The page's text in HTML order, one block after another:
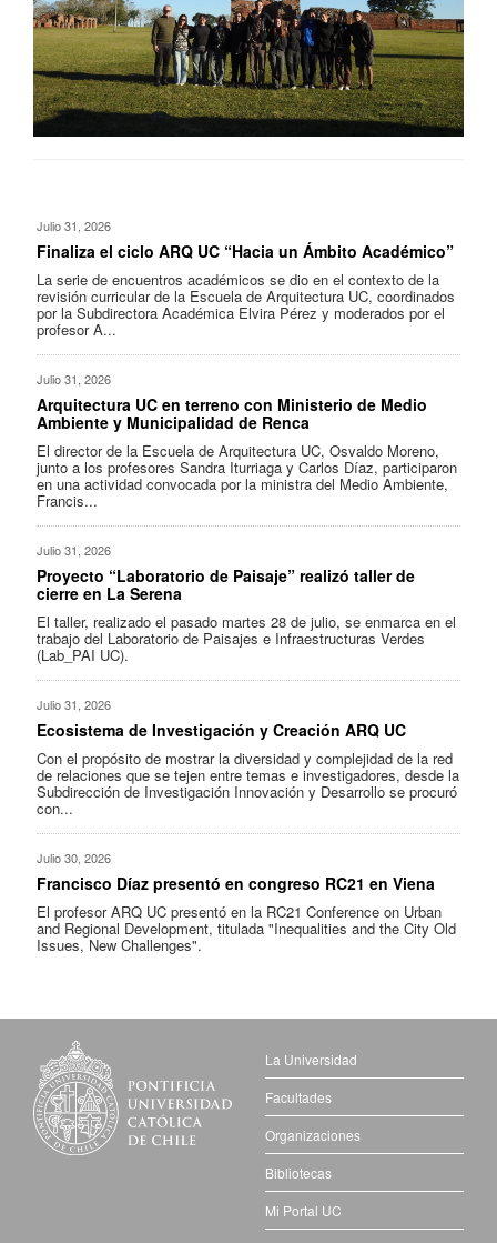
Julio 31, 2026
Finaliza el ciclo ARQ UC “Hacia un Ámbito Académico”
La serie de encuentros académicos se dio en el contexto de la
revisión curricular de la Escuela de Arquitectura UC, coordinados
por la Subdirectora Académica Elvira Pérez y moderados por el
profesor A...
Julio 31, 2026
Arquitectura UC en terreno con Ministerio de Medio
Ambiente y Municipalidad de Renca
El director de la Escuela de Arquitectura UC, Osvaldo Moreno,
junto a los profesores Sandra Iturriaga y Carlos Díaz, participaron
en una actividad convocada por la ministra del Medio Ambiente,
Francis...
Julio 31, 2026
Proyecto “Laboratorio de Paisaje” realizó taller de
cierre en La Serena
El taller, realizado el pasado martes 28 de julio, se enmarca en el
trabajo del Laboratorio de Paisajes e Infraestructuras Verdes
(Lab_PAI UC).
Julio 31, 2026
Ecosistema de Investigación y Creación ARQ UC
Con el propósito de mostrar la diversidad y complejidad de la red
de relaciones que se tejen entre temas e investigadores, desde la
Subdirección de Investigación Innovación y Desarrollo se procuró
con...
Julio 30, 2026
Francisco Díaz presentó en congreso RC21 en Viena
El profesor ARQ UC presentó en la RC21 Conference on Urban
and Regional Development, titulada "Inequalities and the City Old
Issues, New Challenges".
La Universidad
Facultades
Organizaciones
Bibliotecas
Mi Portal UC